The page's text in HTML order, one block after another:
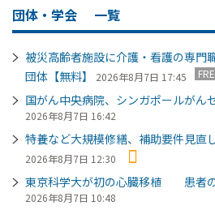
団体・学会 一覧
被災高齢者施設に介護・看護の専
団体【無料】
2026年8月7日 17:45
国がん中央病院、シンガポールがん
2026年8月7日 16:42
特養など大規模修繕、補助要件見
2026年8月7日 12:30
東京科学大が初の心臓移植 患者
2026年8月7日 10:48